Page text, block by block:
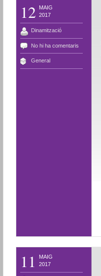
12
MAIG
2017
Dinamització
No hi ha comentaris
General
11
MAIG
2017